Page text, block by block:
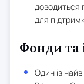
доводиться
для
Фонди та
Один із